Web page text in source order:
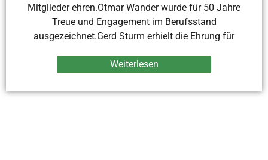
Mitglieder ehren.Otmar Wander wurde für 50 Jahre
Treue und Engagement im Berufsstand
ausgezeichnet.Gerd Sturm erhielt die Ehrung für
Weiterlesen